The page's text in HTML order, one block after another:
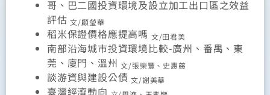
哥、巴二國投資環境及設立加工出口區之效益
評估文/顧瑩華
稻米保證價格應提高嗎 文/田君美
南部沿海城市投資環境比較-廣州、番禺、東
莞、廈門、溫州文/張榮豐、史惠慈
談游資與建設公債文/謝美華
臺灣經濟動向